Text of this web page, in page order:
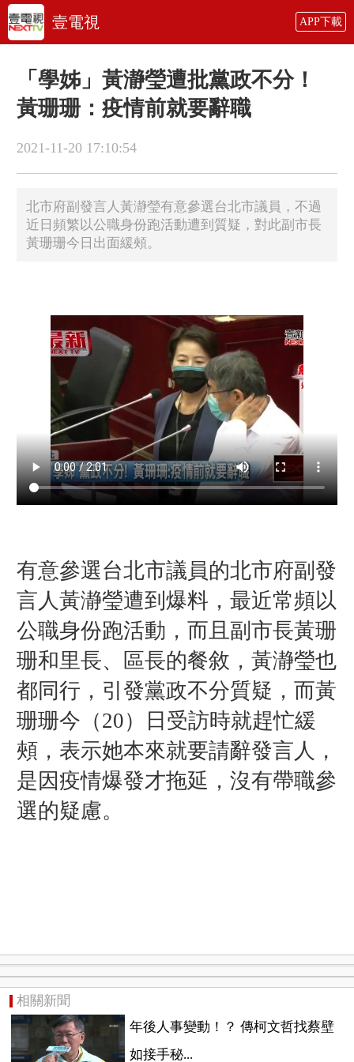
壹電視 APP下載
「學姊」黃瀞瑩遭批黨政不分！
黃珊珊：疫情前就要辭職
2021-11-20 17:10:54
北市府副發言人黃瀞瑩有意參選台北市議員，不過
近日頻繁以公職身份跑活動遭到質疑，對此副市長
黃珊珊今日出面緩頰。
有意參選台北市議員的北市府副發
言人黃瀞瑩遭到爆料，最近常頻以
公職身份跑活動，而且副市長黃珊
珊和里長、區長的餐敘，黃瀞瑩也
都同行，引發黨政不分質疑，而黃
珊珊今（20）日受訪時就趕忙緩
頰，表示她本來就要請辭發言人，
是因疫情爆發才拖延，沒有帶職參
選的疑慮。
相關新聞
年後人事變動！？ 傳柯文哲找蔡壁
如接手秘...